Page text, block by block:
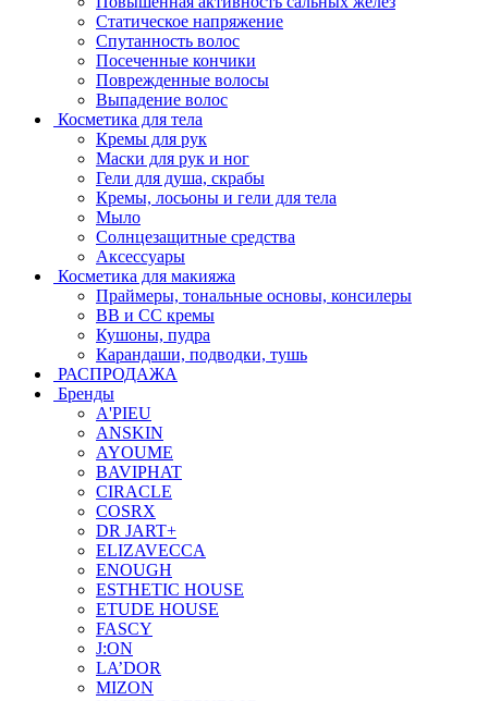
Статическое напряжение
Спутанность волос
Посеченные кончики
Поврежденные волосы
Выпадение волос
Косметика для тела
Кремы для рук
Маски для рук и ног
Гели для душа, скрабы
Кремы, лосьоны и гели для тела
Мыло
Солнцезащитные средства
Аксессуары
Косметика для макияжа
Праймеры, тональные основы, консилеры
BB и CC кремы
Кушоны, пудра
Карандаши, подводки, тушь
РАСПРОДАЖА
Бренды
A'PIEU
ANSKIN
AYOUME
BAVIPHAT
CIRACLE
COSRX
DR JART+
ELIZAVECCA
ENOUGH
ESTHETIC HOUSE
ETUDE HOUSE
FASCY
J:ON
LA’DOR
MIZON